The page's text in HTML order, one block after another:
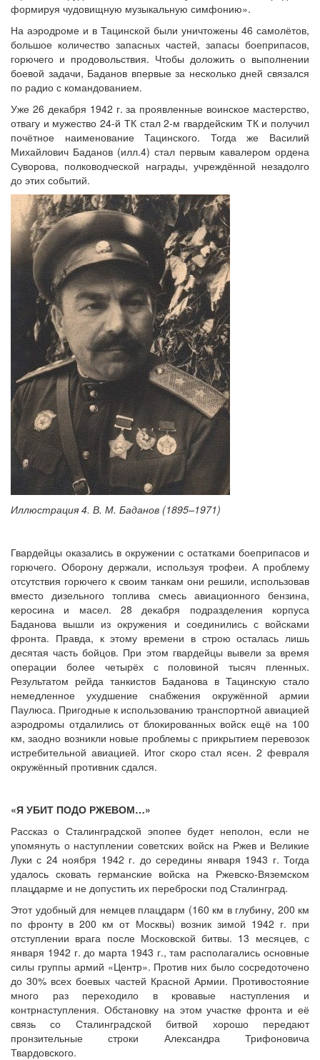
формируя чудовищную музыкальную симфонию».
На аэродроме и в Тацинской были уничтожены 46 самолётов,
большое количество запасных частей, запасы боеприпасов,
горючего и продовольствия. Чтобы доложить о выполнении
боевой задачи, Баданов впервые за несколько дней связался
по радио с командованием.
Уже 26 декабря 1942 г. за проявленные воинское мастерство,
отвагу и мужество 24-й ТК стал 2-м гвардейским ТК и получил
почётное наименование Тацинского. Тогда же Василий
Михайлович Баданов (илл.4) стал первым кавалером ордена
Суворова, полководческой награды, учреждённой незадолго
до этих событий.
Иллюстрация 4. В. М. Баданов (1895–1971)
Гвардейцы оказались в окружении с остатками боеприпасов и
горючего. Оборону держали, используя трофеи. А проблему
отсутствия горючего к своим танкам они решили, использовав
вместо дизельного топлива смесь авиационного бензина,
керосина и масел. 28 декабря подразделения корпуса
Баданова вышли из окружения и соединились с войсками
фронта. Правда, к этому времени в строю осталась лишь
десятая часть бойцов. При этом гвардейцы вывели за время
операции более четырёх с половиной тысяч пленных.
Результатом рейда танкистов Баданова в Тацинскую стало
немедленное ухудшение снабжения окружённой армии
Паулюса. Пригодные к использованию транспортной авиацией
аэродромы отдалились от блокированных войск ещё на 100
км, заодно возникли новые проблемы с прикрытием перевозок
истребительной авиацией. Итог скоро стал ясен. 2 февраля
окружённый противник сдался.
«Я УБИТ ПОДО РЖЕВОМ…»
Рассказ о Сталинградской эпопее будет неполон, если не
упомянуть о наступлении советских войск на Ржев и Великие
Луки с 24 ноября 1942 г. до середины января 1943 г. Тогда
удалось сковать германские войска на Ржевско-Вяземском
плацдарме и не допустить их переброски под Сталинград.
Этот удобный для немцев плацдарм (160 км в глубину, 200 км
по фронту в 200 км от Москвы) возник зимой 1942 г. при
отступлении врага после Московской битвы. 13 месяцев, с
января 1942 г. до марта 1943 г., там располагались основные
силы группы армий «Центр». Против них было сосредоточено
до 30% всех боевых частей Красной Армии. Противостояние
много раз переходило в кровавые наступления и
контрнаступления. Обстановку на этом участке фронта и её
связь со Сталинградской битвой хорошо передают
пронзительные строки Александра Трифоновича
Твардовского.